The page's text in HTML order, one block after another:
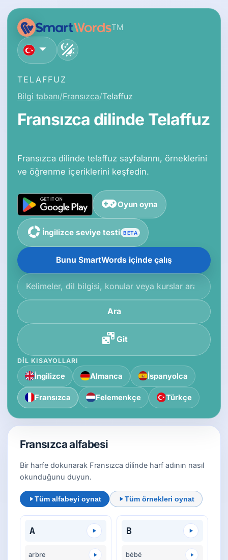
TM
Türkçe
TELAFFUZ
Bilgi tabanı Fransızca Telaffuz
Fransızca dilinde Telaffuz
Fransızca dilinde telaffuz sayfalarını, örneklerini
ve öğrenme içeriklerini keşfedin.
Oyun oyna
İngilizce seviye testi BETA
Bunu SmartWords içinde çalış
Bilgi tabanında ara
Ara
Git
DIL KISAYOLLARI
İngilizce Almanca İspanyolca
Fransızca Felemenkçe Türkçe
Fransızca alfabesi
Bir harfe dokunarak Fransızca dilinde harf adının nasıl
okunduğunu duyun.
Tüm alfabeyi oynat Tüm örnekleri oynat
A
arbre
B
bébé